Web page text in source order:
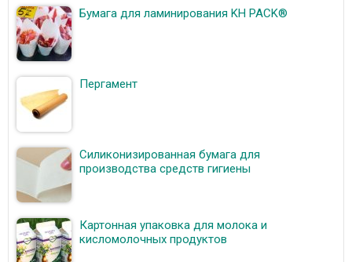
Бумага для ламинирования KH PACK®
Пергамент
Силиконизированная бумага для
производства средств гигиены
Картонная упаковка для молока и
кисломолочных продуктов